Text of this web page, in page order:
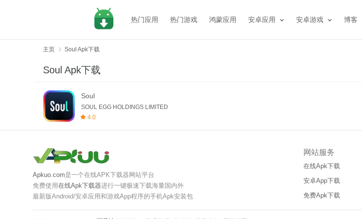
热门应用 热门游戏 鸿蒙应用 安卓应用 安卓游戏 博客
主页 Soul Apk下载
Soul Apk下载
Soul
SOUL EGG HOLDINGS LIMITED
4.0
Apkuo.com是一个在线APK下载器网站平台
免费使用在线Apk下载器进行一键极速下载海量国内外
最新版Android/安卓应用和游戏App程序的手机Apk安装包
网站服务
在线Apk下载
安卓App下载
免费Apk下载